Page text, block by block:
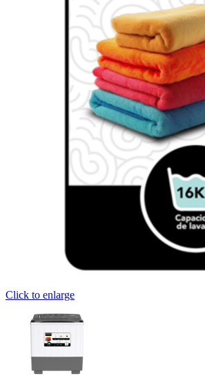
Click to enlarge